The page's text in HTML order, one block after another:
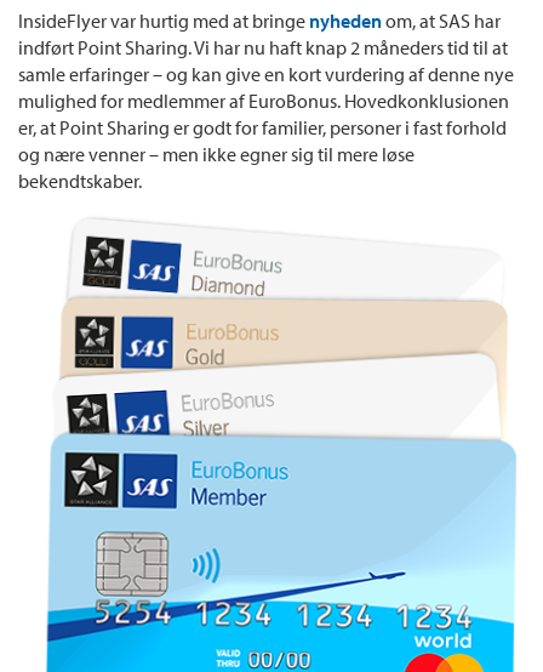
InsideFlyer var hurtig med at bringe nyhedenom, at SAS har
indført Point Sharing. Vi har nu haft knap 2 måneders tid til at
samle erfaringer – og kan give en kort vurdering af denne nye
mulighed for medlemmer af EuroBonus. Hovedkonklusionen
er, at Point Sharing er godt for familier, personer i fast forhold
og nære venner – men ikke egner sig til mere løse
bekendtskaber.